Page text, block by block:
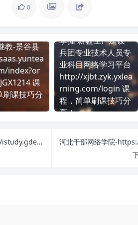
0
教-景谷县
index?or
课
刷课技巧分
掌握 新疆生产建设
兵团专业技术人员专
业科目网络学习平台
http://xjbt.zyk.yxlea
rning.com/login 课
程，简单刷课技巧分
享！
广东二师在线【教师共进空间】-https://istudy.gdei.edu.cn/ 课程学习无压力！教你高效刷题技巧